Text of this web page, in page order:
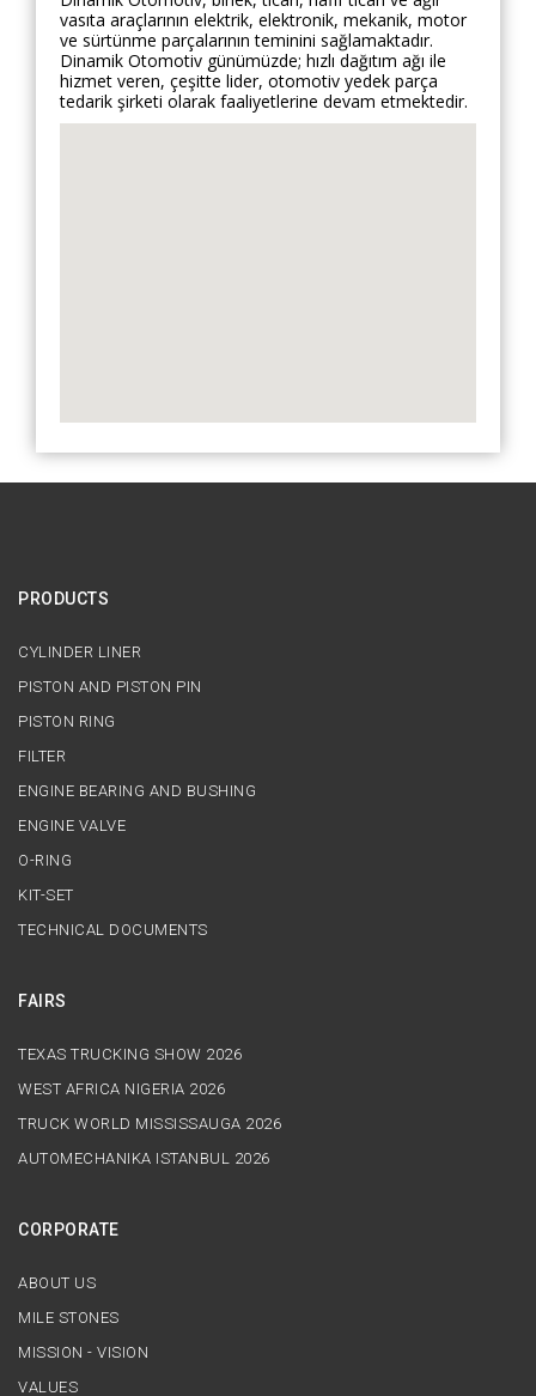
vasıta araçlarının elektrik, elektronik, mekanik, motor
ve sürtünme parçalarının teminini sağlamaktadır.
Dinamik Otomotiv günümüzde; hızlı dağıtım ağı ile
hizmet veren, çeşitte lider, otomotiv yedek parça
tedarik şirketi olarak faaliyetlerine devam etmektedir.
PRODUCTS
CYLINDER LINER
PISTON AND PISTON PIN
PISTON RING
FILTER
ENGINE BEARING AND BUSHING
ENGINE VALVE
O-RING
KIT-SET
TECHNICAL DOCUMENTS
FAIRS
TEXAS TRUCKING SHOW 2026
WEST AFRICA NIGERIA 2026
TRUCK WORLD MISSISSAUGA 2026
AUTOMECHANIKA ISTANBUL 2026
CORPORATE
ABOUT US
MILE STONES
MISSION - VISION
VALUES